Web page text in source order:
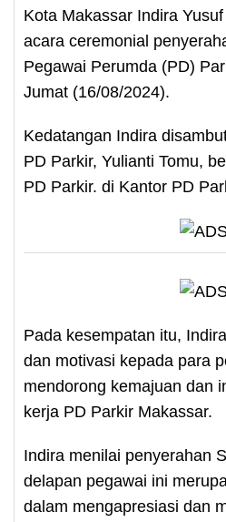
Kota Makassar Indira
acara ceremonial
Pegawai Perumda (PD)
Jumat (16/08/2024).
Kedatangan Indira
PD Parkir, Yulianti Tomu,
PD Parkir. di Kantor PD
Pada kesempatan itu,
dan motivasi kepada para
mendorong kemajuan dan
kerja PD Parkir Makassar.
Indira menilai penyerahan
delapan pegawai ini
dalam mengapresiasi dan